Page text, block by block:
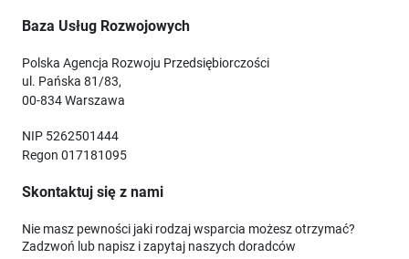
Baza Usług Rozwojowych
Polska Agencja Rozwoju Przedsiębiorczości
ul. Pańska 81/83,
00-834 Warszawa
NIP 5262501444
Regon 017181095
Skontaktuj się z nami
Nie masz pewności jaki rodzaj wsparcia możesz otrzymać?
Zadzwoń lub napisz i zapytaj naszych doradców